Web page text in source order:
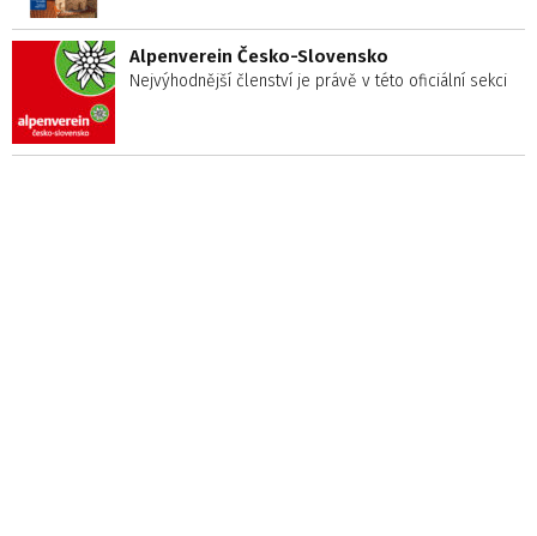
Alpenverein Česko-Slovensko
Nejvýhodnější členství je právě v této oficiální sekci